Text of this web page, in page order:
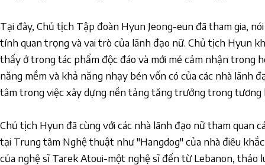
Tại đây, Chủ tịch Tập đoàn Hyun Jeong-eun đã tham gia,
tính quan trọng và vai trò của lãnh đạo nữ. Chủ tịch Hyun
thấy ở trong tác phẩm độc đáo và mới mẻ cảm nhận trong
năng mềm và khả năng nhạy bén vốn có của các nhà lãnh
tâm trong việc xây dựng nền tảng tăng trưởng trong tương
Chủ tịch Hyun đã cùng với các nhà lãnh đạo nữ tham quan
tại Trung tâm Nghệ thuật như "Hangdog" của nhà điêu
của nghệ sĩ Tarek Atoui-một nghệ sĩ đến từ Lebanon, thảo